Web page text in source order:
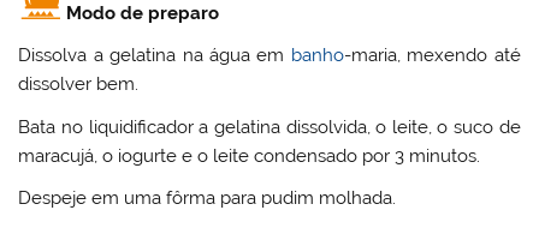
Modo de preparo
Dissolva a gelatina na água em banho-maria, mexendo até
dissolver bem.
Bata no liquidificador a gelatina dissolvida, o leite, o suco de
maracujá, o iogurte e o leite condensado por 3 minutos.
Despeje em uma fôrma para pudim molhada.